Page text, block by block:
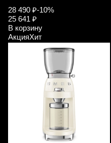
28 490 ₽-10%
25 641 ₽
В корзину
АкцияХит